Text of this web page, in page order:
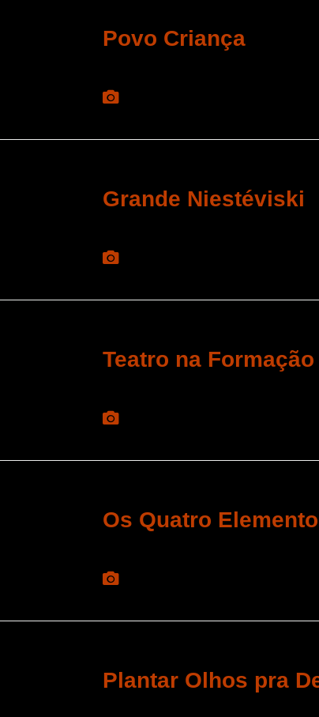
Povo Criança
Grande Niestéviski
Teatro na
Os Quatro
Plantar Olhos pra